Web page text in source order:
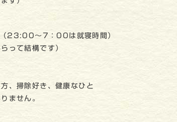
～7：00は就寝時間）
って結構です）
、掃除好き、健康なひと
ません。